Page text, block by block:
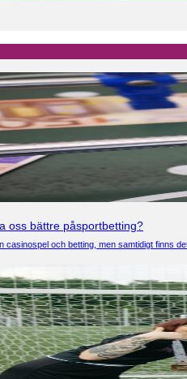
oss bättre påsportbetting?
casinospel och betting, men samtidigt finns